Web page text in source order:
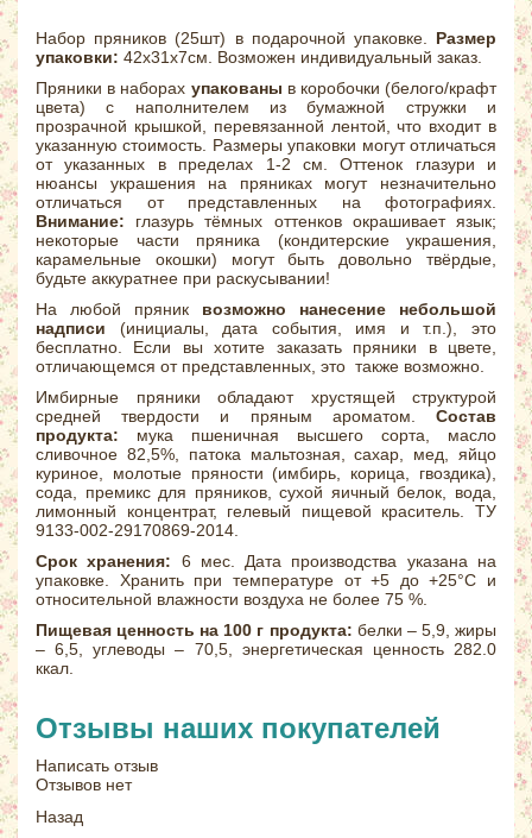
Набор пряников (25шт) в подарочной упаковке. Размер
упаковки: 42х31х7см. Возможен индивидуальный заказ.
Пряники в наборах упакованы в коробочки (белого/крафт
цвета) с наполнителем из бумажной стружки и
прозрачной крышкой, перевязанной лентой, что входит в
указанную стоимость. Размеры упаковки могут отличаться
от указанных в пределах 1-2 см. Оттенок глазури и
нюансы украшения на пряниках могут незначительно
отличаться от представленных на фотографиях.
Внимание: глазурь тёмных оттенков окрашивает язык;
некоторые части пряника (кондитерские украшения,
карамельные окошки) могут быть довольно твёрдые,
будьте аккуратнее при раскусывании!
На любой пряник возможно нанесение небольшой
надписи (инициалы, дата события, имя и т.п.), это
бесплатно. Если вы хотите заказать пряники в цвете,
отличающемся от представленных, это также возможно.
Имбирные пряники обладают хрустящей структурой
средней твердости и пряным ароматом.
Состав
продукта: мука пшеничная высшего сорта, масло
сливочное 82,5%, патока мальтозная, сахар, мед, яйцо
куриное, молотые пряности (имбирь, корица, гвоздика),
сода, премикс для пряников, сухой яичный белок, вода,
лимонный концентрат, гелевый пищевой краситель. ТУ
9133-002-29170869-2014.
Срок хранения: 6 мес. Дата производства указана на
упаковке. Хранить при температуре от +5 до +25°С и
относительной влажности воздуха не более 75 %.
Пищевая ценность на 100 г продукта: белки – 5,9, жиры
– 6,5, углеводы – 70,5, энергетическая ценность 282.0
ккал.
Отзывы наших покупателей
Написать отзыв
Отзывов нет
Назад